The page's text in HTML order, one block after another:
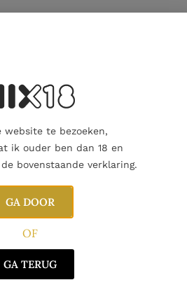
edition
je in te schrijven voor deze
Facebook pagina Huis Aerts
website te bezoeken,
ik ouder ben dan 18 en
bovenstaande verklaring.
GA DOOR
OF
GA TERUG